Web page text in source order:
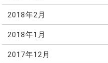
2018年2月
2018年1月
2017年12月